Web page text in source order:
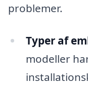
problemer.
Typer af
modeller